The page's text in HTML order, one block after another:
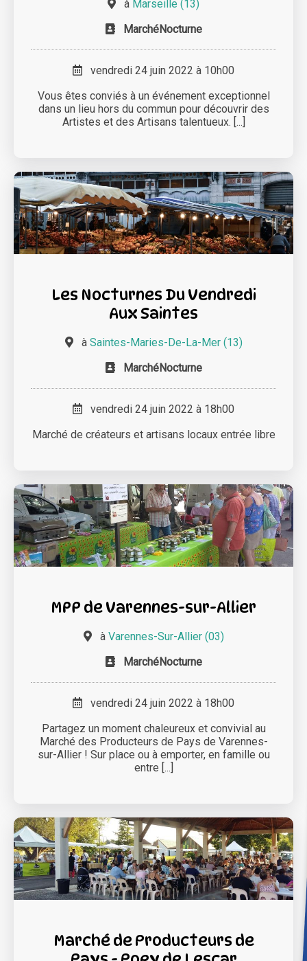
à Marseille (13)
MarchéNocturne
vendredi 24 juin 2022 à 10h00
Vous êtes conviés à un événement exceptionnel
dans un lieu hors du commun pour découvrir des
Artistes et des Artisans talentueux. [...]
Les Nocturnes Du Vendredi
Aux Saintes
à Saintes-Maries-De-La-Mer (13)
MarchéNocturne
vendredi 24 juin 2022 à 18h00
Marché de créateurs et artisans locaux entrée libre
MPP de Varennes-sur-Allier
à Varennes-Sur-Allier (03)
MarchéNocturne
vendredi 24 juin 2022 à 18h00
Partagez un moment chaleureux et convivial au
Marché des Producteurs de Pays de Varennes-
sur-Allier ! Sur place ou à emporter, en famille ou
entre [...]
Marché de Producteurs de